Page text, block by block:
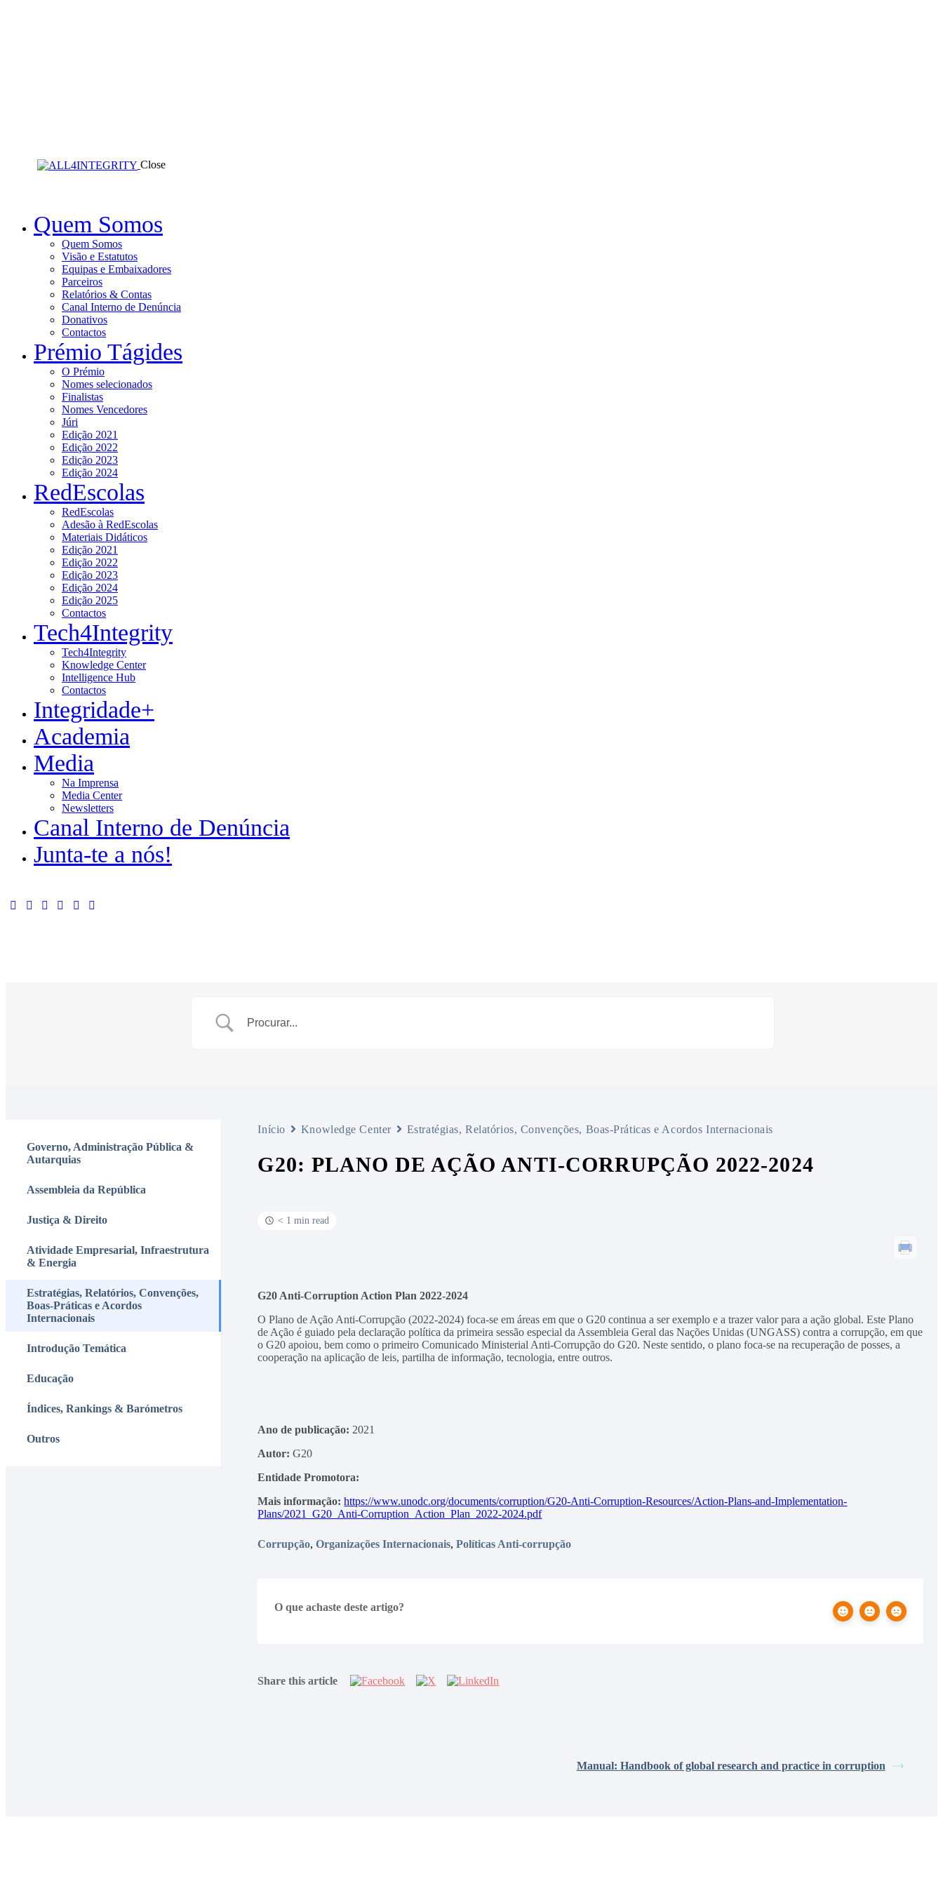
Close
Quem Somos
Quem Somos
Visão e Estatutos
Equipas e Embaixadores
Parceiros
Relatórios & Contas
Canal Interno de Denúncia
Donativos
Contactos
Prémio Tágides
O Prémio
Nomes selecionados
Finalistas
Nomes Vencedores
Júri
Edição 2021
Edição 2022
Edição 2023
Edição 2024
RedEscolas
RedEscolas
Adesão à RedEscolas
Materiais Didáticos
Edição 2021
Edição 2022
Edição 2023
Edição 2024
Edição 2025
Contactos
Tech4Integrity
Tech4Integrity
Knowledge Center
Intelligence Hub
Contactos
Integridade+
Academia
Media
Na Imprensa
Media Center
Newsletters
Canal Interno de Denúncia
Junta-te a nós!
Governo, Administração Pública &
Autarquias
Assembleia da República
Justiça & Direito
Atividade Empresarial, Infraestrutura
& Energia
Estratégias, Relatórios, Convenções,
Boas-Práticas e Acordos
Internacionais
Introdução Temática
Educação
Índices, Rankings & Barómetros
Outros
Início Knowledge Center Estratégias, Relatórios, Convenções, Boas-Práticas e Acordos Internacionais
G20: PLANO DE AÇÃO ANTI-CORRUPÇÃO 2022-2024
< 1 min read
G20 Anti-Corruption Action Plan 2022-2024
O Plano de Ação Anti-Corrupção (2022-2024) foca-se em áreas em que o G20 continua a ser exemplo e a trazer valor para a ação global. Este Plano
de Ação é guiado pela declaração política da primeira sessão especial da Assembleia Geral das Nações Unidas (UNGASS) contra a corrupção, em que
o G20 apoiou, bem como o primeiro Comunicado Ministerial Anti-Corrupção do G20. Neste sentido, o plano foca-se na recuperação de posses, a
cooperação na aplicação de leis, partilha de informação, tecnologia, entre outros.
Ano de publicação: 2021
Autor: G20
Entidade Promotora:
Mais informação: https://www.unodc.org/documents/corruption/G20-Anti-Corruption-Resources/Action-Plans-and-Implementation-
Plans/2021_G20_Anti-Corruption_Action_Plan_2022-2024.pdf
Corrupção,Organizações Internacionais,Políticas Anti-corrupção
O que achaste deste artigo?
Share this article
Manual: Handbook of global research and practice in corruption